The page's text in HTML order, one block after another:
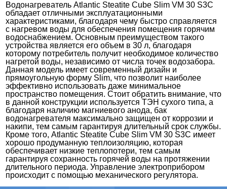
Водонагреватель Atlantic Steatite Cube Slim VM 30 S3C
обладает отличными эксплуатационными
характеристиками, благодаря чему быстро справляется
с нагревом воды для обеспечения помещения горячим
водоснабжением. Основным преимуществом такого
устройства является его объем в 30 л, благодаря
которому потребитель получит необходимое количество
нагретой воды, независимо от числа точек водозабора.
Данная модель имеет современный дизайн и
прямоугольную форму Slim, что позволит наиболее
эффективно использовать даже минимальное
пространство помещения. Стоит обратить внимание, что
в данной конструкции используется ТЭН сухого типа, а
благодаря наличию магниевого анода, бак
водонагревателя максимально защищен от коррозии и
накипи, тем самым гарантируя длительный срок службы.
Кроме того, Atlantic Steatite Cube Slim VM 30 S3C имеет
хорошо продуманную теплоизоляцию, которая
обеспечивает низкие теплопотери, тем самым
гарантируя сохранность горячей воды на протяжении
длительного периода. Управление электроприбором
происходит с помощью механического регулятора.